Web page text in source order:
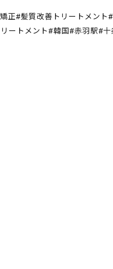
正#髪質改善トリートメント
ートメント#韓国#赤羽駅#